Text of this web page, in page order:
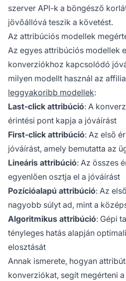
szerver API-k a böngésző
jövőállóvá teszik a követést.
Az attribúciós modellek
Az egyes attribúciós modellek
konverziókhoz kapcsolódó
milyen modellt használ az
leggyakoribb modellek:
Last-click attribúció: A
érintési pont kapja a jóváírást
First-click attribúció: Az első
jóváírást, amely bemutatta az
Lineáris attribúció: Az összes
egyenlően osztja el a jóváírást
Pozícióalapú attribúció: Az
nagyobb súlyt ad, mint a
Algoritmikus attribúció: Gépi
tényleges hatás alapján
elosztását
Annak ismerete, hogyan
konverziókat, segít megérteni a